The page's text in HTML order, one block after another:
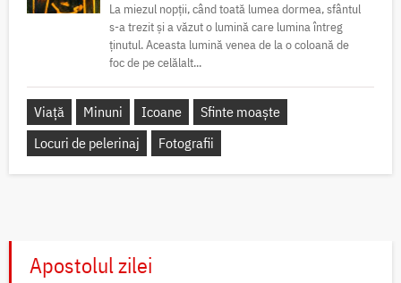
La miezul nopții, când toată lumea dormea, sfântul
s-a trezit și a văzut o lumină care lumina întreg
ținutul. Aceasta lumină venea de la o coloană de
foc de pe celălalt...
Viață Minuni Icoane
Sfinte moaște
Locuri de pelerinaj
Fotografii
Apostolul zilei